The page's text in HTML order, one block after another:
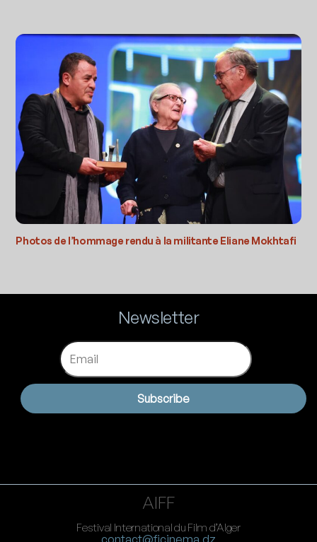
Photos de l’hommage rendu à la militante Eliane Mokhtafi
Newsletter
Email
Subscribe
AIFF
Festival International du Film d’Alger
contact@ficinema.dz